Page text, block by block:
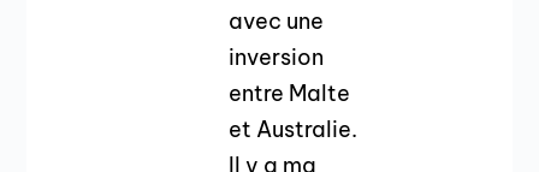
avec une
inversion
entre Malte
et Australie.
Il y a ma